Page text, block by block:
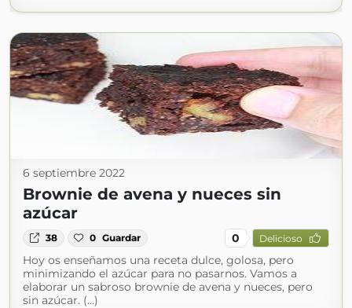
6 septiembre 2022
Brownie de avena y nueces sin
azúcar
38 0 Guardar 0 Delicioso
Hoy os enseñamos una receta dulce, golosa, pero
minimizando el azúcar para no pasarnos. Vamos a
elaborar un sabroso brownie de avena y nueces, pero
sin azúcar. (...)